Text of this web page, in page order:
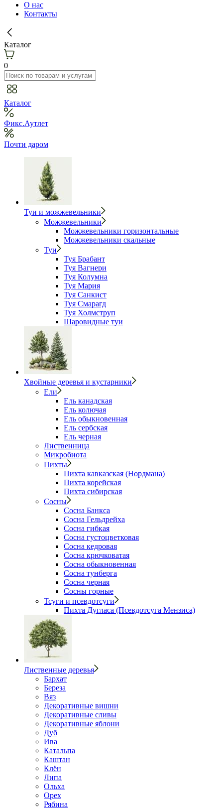
О нас
Контакты
Каталог
0
Каталог
Фикс.Аутлет
Почти даром
Туи и можжевельники
Можжевельники
Можжевельники горизонтальные
Можжевельники скальные
Туи
Туя Брабант
Туя Вагнери
Туя Колумна
Туя Мария
Туя Санкист
Туя Смарагд
Туя Холмструп
Шаровидные туи
Хвойные деревья и кустарники
Ели
Ель канадская
Ель колючая
Ель обыкновенная
Ель сербская
Ель черная
Лиственница
Микробиота
Пихты
Пихта кавказская (Нордмана)
Пихта корейская
Пихта сибирская
Сосны
Сосна Банкса
Сосна Гельдрейха
Сосна гибкая
Сосна густоцветковая
Сосна кедровая
Сосна крючковатая
Сосна обыкновенная
Сосна тунберга
Сосна черная
Сосны горные
Тсуги и псевдотсуги
Пихта Дугласа (Псевдотсуга Мензиса)
Лиственные деревья
Бархат
Береза
Вяз
Декоративные вишни
Декоративные сливы
Декоративные яблони
Дуб
Ива
Катальпа
Каштан
Клён
Липа
Ольха
Орех
Рябина